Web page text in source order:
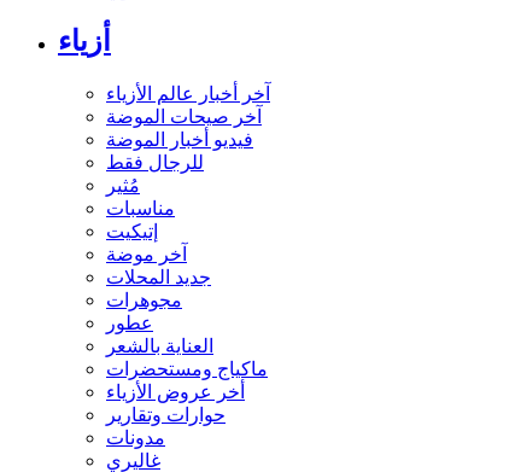
أزياء
آخر أخبار عالم الأزياء
آخر صيحات الموضة
فيديو أخبار الموضة
للرجال فقط
مُثير
مناسبات
إتيكيت
آخر موضة
جديد المحلات
مجوهرات
عطور
العناية بالشعر
ماكياج ومستحضرات
أخر عروض الأزياء
حوارات وتقارير
مدونات
غاليري